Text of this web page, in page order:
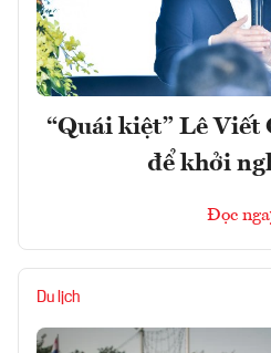
“Quái kiệt” Lê Viết
để khởi
Đọc
Du lịch